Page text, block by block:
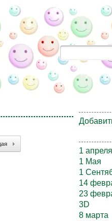
1 апреля
1 Мая
1
14
23
3D
8 марта